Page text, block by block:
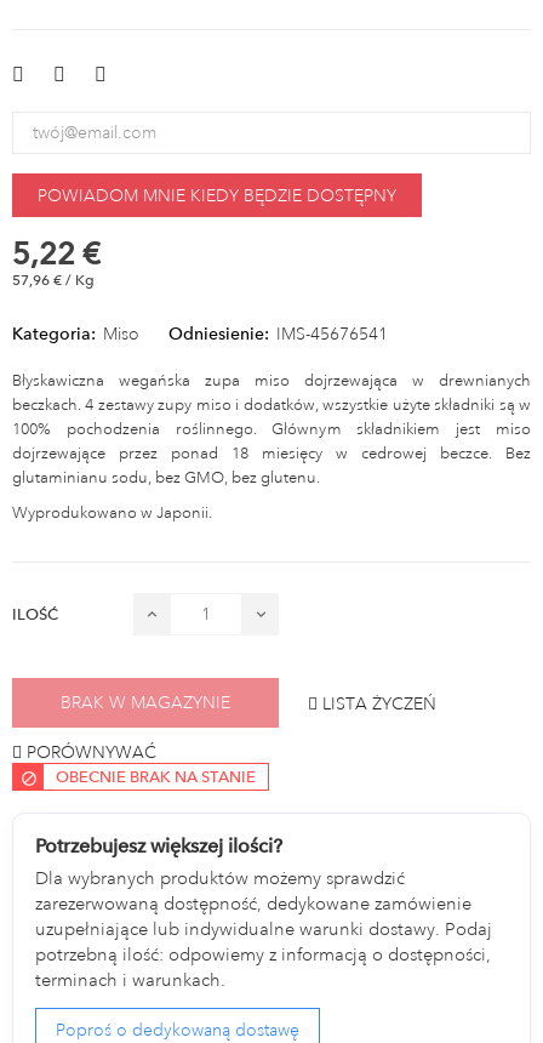
POWIADOM MNIE KIEDY BĘDZIE DOSTĘPNY
5,22 €
57,96 € / Kg
Kategoria: Miso Odniesienie: IMS-45676541
Błyskawiczna wegańska zupa miso dojrzewająca w drewnianych
beczkach. 4 zestawy zupy miso i dodatków, wszystkie użyte składniki są w
100% pochodzenia roślinnego. Głównym składnikiem jest miso
dojrzewające przez ponad 18 miesięcy w cedrowej beczce. Bez
glutaminianu sodu, bez GMO, bez glutenu.
Wyprodukowano w Japonii.
ILOŚĆ
BRAK W MAGAZYNIE LISTA ŻYCZEŃ
PORÓWNYWAĆ
OBECNIE BRAK NA STANIE
Potrzebujesz większej ilości?
Dla wybranych produktów możemy sprawdzić
zarezerwowaną dostępność, dedykowane zamówienie
uzupełniające lub indywidualne warunki dostawy. Podaj
potrzebną ilość: odpowiemy z informacją o dostępności,
terminach i warunkach.
Poproś o dedykowaną dostawę